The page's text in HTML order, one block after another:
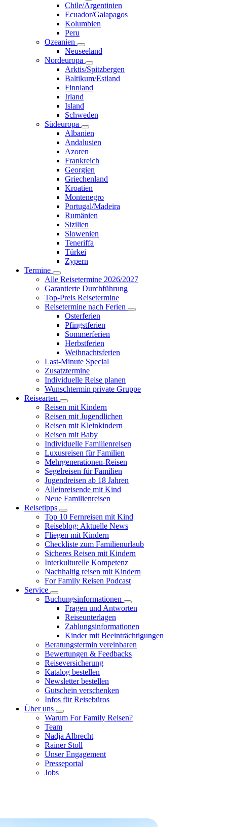
Chile/Argentinien
Ecuador/Galapagos
Kolumbien
Peru
Ozeanien
Neuseeland
Nordeuropa
Arktis/Spitzbergen
Baltikum/Estland
Finnland
Irland
Island
Schweden
Südeuropa
Albanien
Andalusien
Azoren
Frankreich
Georgien
Griechenland
Kroatien
Montenegro
Portugal/Madeira
Rumänien
Sizilien
Slowenien
Teneriffa
Türkei
Zypern
Termine
Alle Reisetermine 2026/2027
Garantierte Durchführung
Top-Preis Reisetermine
Reisetermine nach Ferien
Osterferien
Pfingstferien
Sommerferien
Herbstferien
Weihnachtsferien
Last-Minute Special
Zusatztermine
Individuelle Reise planen
Wunschtermin private Gruppe
Reisearten
Reisen mit Kindern
Reisen mit Jugendlichen
Reisen mit Kleinkindern
Reisen mit Baby
Individuelle Familienreisen
Luxusreisen für Familien
Mehrgenerationen-Reisen
Segelreisen für Familien
Jugendreisen ab 18 Jahren
Alleinreisende mit Kind
Neue Familienreisen
Reisetipps
Top 10 Fernreisen mit Kind
Reiseblog: Aktuelle News
Fliegen mit Kindern
Checkliste zum Familienurlaub
Sicheres Reisen mit Kindern
Interkulturelle Kompetenz
Nachhaltig reisen mit Kindern
For Family Reisen Podcast
Service
Buchungsinformationen
Fragen und Antworten
Reiseunterlagen
Zahlungsinformationen
Kinder mit Beeinträchtigungen
Beratungstermin vereinbaren
Bewertungen & Feedbacks
Reiseversicherung
Katalog bestellen
Newsletter bestellen
Gutschein verschenken
Infos für Reisebüros
Über uns
Warum For Family Reisen?
Team
Nadja Albrecht
Rainer Stoll
Unser Engagement
Presseportal
Jobs